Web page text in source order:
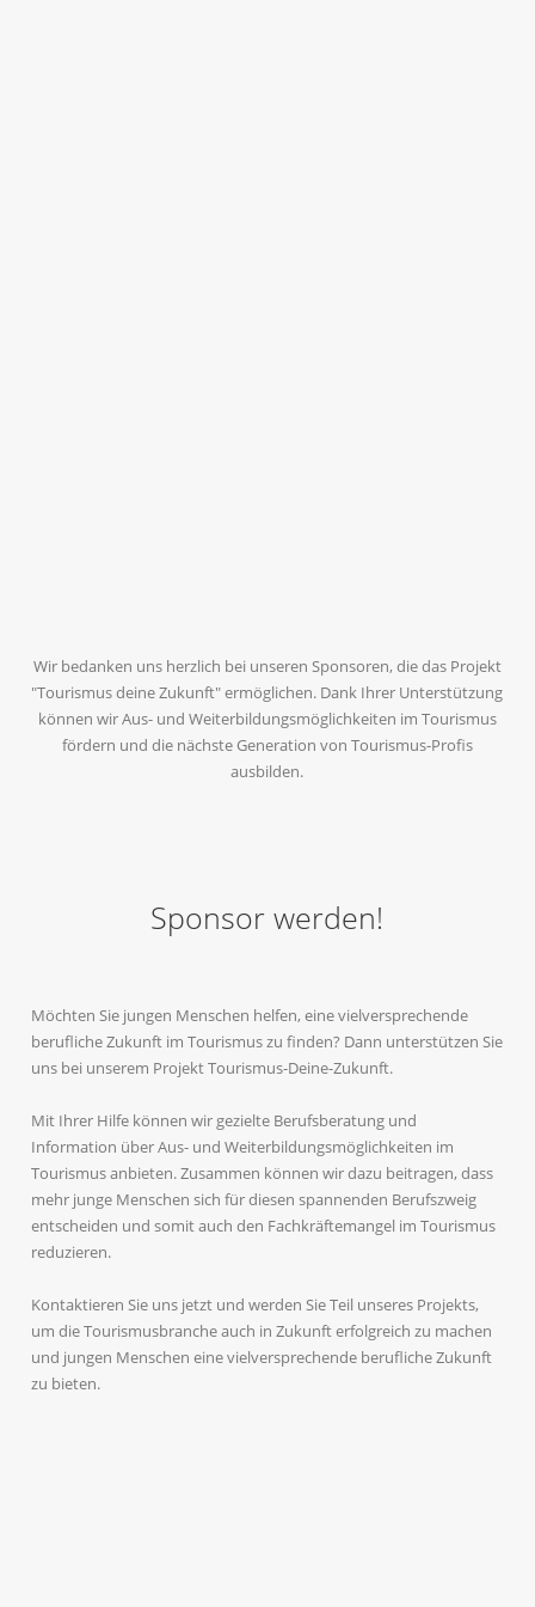
Wir bedanken uns herzlich bei unseren Sponsoren, die das Projekt
"Tourismus deine Zukunft" ermöglichen. Dank Ihrer Unterstützung
können wir Aus- und Weiterbildungsmöglichkeiten im Tourismus
fördern und die nächste Generation von Tourismus-Profis
ausbilden.
Sponsor werden!
Möchten Sie jungen Menschen helfen, eine vielversprechende
berufliche Zukunft im Tourismus zu finden? Dann unterstützen Sie
uns bei unserem Projekt Tourismus-Deine-Zukunft.
Mit Ihrer Hilfe können wir gezielte Berufsberatung und
Information über Aus- und Weiterbildungsmöglichkeiten im
Tourismus anbieten. Zusammen können wir dazu beitragen, dass
mehr junge Menschen sich für diesen spannenden Berufszweig
entscheiden und somit auch den Fachkräftemangel im Tourismus
reduzieren.
Kontaktieren Sie uns jetzt und werden Sie Teil unseres Projekts,
um die Tourismusbranche auch in Zukunft erfolgreich zu machen
und jungen Menschen eine vielversprechende berufliche Zukunft
zu bieten.